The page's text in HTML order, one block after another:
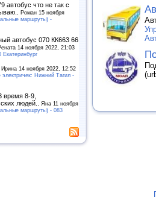
автобус что не так с
Роман 15 ноября
маршруты) -
автобус 070 КК663 66
14 ноября 2022, 21:03
Ирина 14 ноября 2022, 12:52
Нижний Тагил -
время 8-9,
людей.. Яна 11 ноября
маршруты) - 083